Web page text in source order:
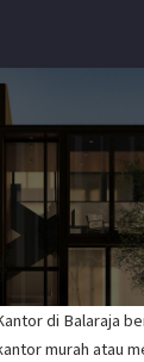
di Balaraja
murah atau